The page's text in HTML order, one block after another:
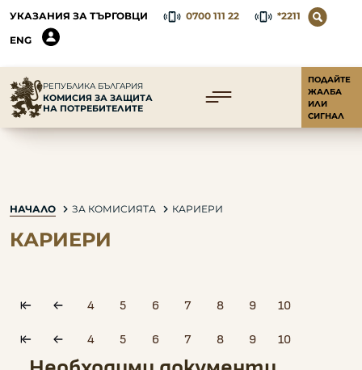
УКАЗАНИЯ ЗА ТЪРГОВЦИ 0700 111 22
*2211
ENG
РЕПУБЛИКА БЪЛГАРИЯ
КОМИСИЯ ЗА ЗАЩИТА
НА ПОТРЕБИТЕЛИТЕ
ПОДАЙТЕ
ЖАЛБА
ИЛИ
СИГНАЛ
НАЧАЛО ЗА КОМИСИЯТА КАРИЕРИ
КАРИЕРИ
pagination.first
pagination.prev
4 5 6 7 8 9 10
pagination.first
pagination.prev
4 5 6 7 8 9 10